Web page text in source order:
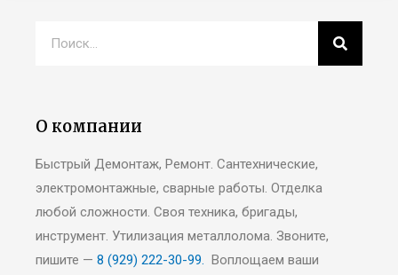
О компании
Быстрый Демонтаж, Ремонт. Сантехнические,
электромонтажные, сварные работы. Отделка
любой сложности. Своя техника, бригады,
инструмент. Утилизация металлолома. Звоните,
пишите — 8 (929) 222-30-99. Воплощаем ваши